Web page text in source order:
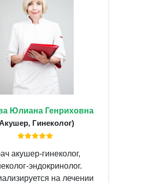
Юлиана Генриховна
Гинеколог)
акушер-гинеколог,
эндокринолог.
на лечении